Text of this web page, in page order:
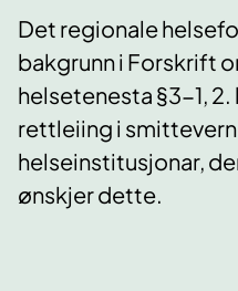
Det regionale
bakgrunn i Forskrift
helsetenesta §3-1,
rettleiing i
helseinstitusjonar,
ønskjer dette.